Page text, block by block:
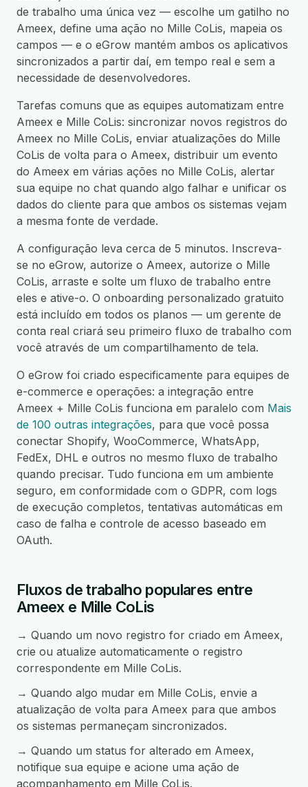
de trabalho uma única vez — escolhe um gatilho no
Ameex, define uma ação no Mille CoLis, mapeia os
campos — e o eGrow mantém ambos os aplicativos
sincronizados a partir daí, em tempo real e sem a
necessidade de desenvolvedores.
Tarefas comuns que as equipes automatizam entre
Ameex e Mille CoLis: sincronizar novos registros do
Ameex no Mille CoLis, enviar atualizações do Mille
CoLis de volta para o Ameex, distribuir um evento
do Ameex em várias ações no Mille CoLis, alertar
sua equipe no chat quando algo falhar e unificar os
dados do cliente para que ambos os sistemas vejam
a mesma fonte de verdade.
A configuração leva cerca de 5 minutos. Inscreva-
se no eGrow, autorize o Ameex, autorize o Mille
CoLis, arraste e solte um fluxo de trabalho entre
eles e ative-o. O onboarding personalizado gratuito
está incluído em todos os planos — um gerente de
conta real criará seu primeiro fluxo de trabalho com
você através de um compartilhamento de tela.
O eGrow foi criado especificamente para equipes de
e-commerce e operações: a integração entre
Ameex + Mille CoLis funciona em paralelo com Mais
de 100 outras integrações, para que você possa
conectar Shopify, WooCommerce, WhatsApp,
FedEx, DHL e outros no mesmo fluxo de trabalho
quando precisar. Tudo funciona em um ambiente
seguro, em conformidade com o GDPR, com logs
de execução completos, tentativas automáticas em
caso de falha e controle de acesso baseado em
OAuth.
Fluxos de trabalho populares entre
Ameex e Mille CoLis
→ Quando um novo registro for criado em Ameex,
crie ou atualize automaticamente o registro
correspondente em Mille CoLis.
→ Quando algo mudar em Mille CoLis, envie a
atualização de volta para Ameex para que ambos
os sistemas permaneçam sincronizados.
→ Quando um status for alterado em Ameex,
notifique sua equipe e acione uma ação de
acompanhamento em Mille CoLis.